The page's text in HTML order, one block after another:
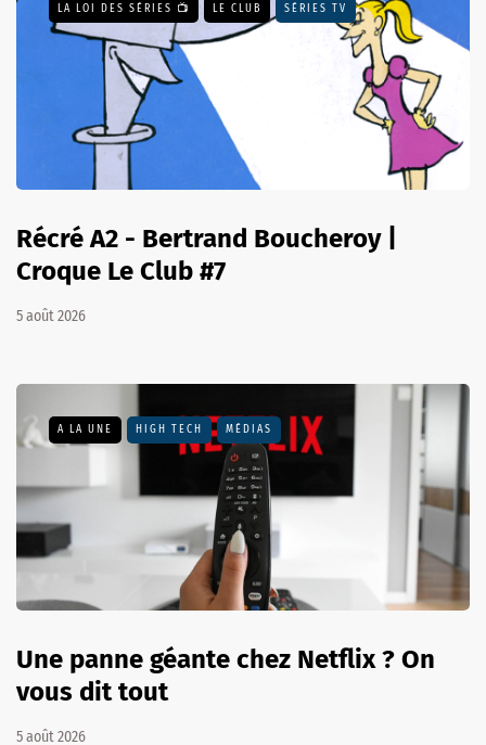
LA LOI DES SÉRIES 📺 LE CLUB SÉRIES TV
Récré A2 - Bertrand Boucheroy |
Croque Le Club #7
5 août 2026
A LA UNE HIGH TECH MÉDIAS
Une panne géante chez Netflix ? On
vous dit tout
5 août 2026